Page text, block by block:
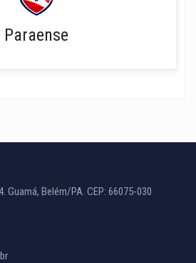
Paraense
Guamá, Belém/PA. CEP: 66075-030